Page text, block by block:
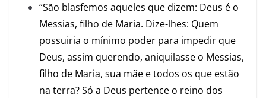
“São blasfemos aqueles que dizem: Deus é o
Messias, filho de Maria. Dize-lhes: Quem
possuiria o mínimo poder para impedir que
Deus, assim querendo, aniquilasse o Messias,
filho de Maria, sua mãe e todos os que estão
na terra? Só a Deus pertence o reino dos